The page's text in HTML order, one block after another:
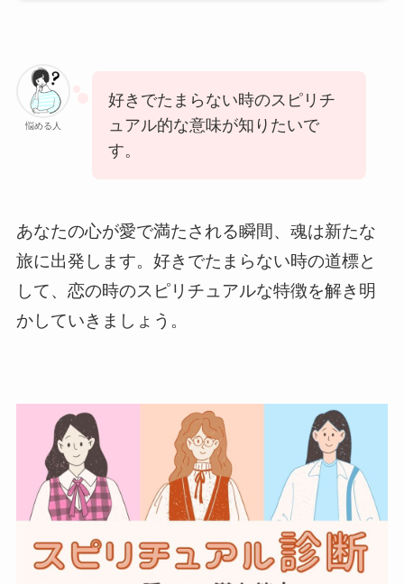
悩める人
好きでたまらない時のスピリチ
ュアル的な意味が知りたいで
す。
あなたの心が愛で満たされる瞬間、魂は新たな
旅に出発します。好きでたまらない時の道標と
して、恋の時のスピリチュアルな特徴を解き明
かしていきましょう。